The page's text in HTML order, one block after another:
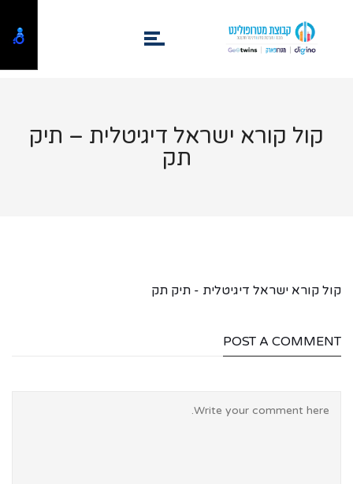
קול קורא ישראל דיגיטלית – תיק
תק
קול קורא ישראל דיגיטלית - תיק תק
POST A COMMENT